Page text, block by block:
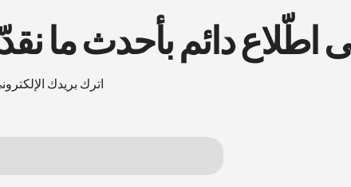
اطّلاع دائم بأحدث
اترك بريدك